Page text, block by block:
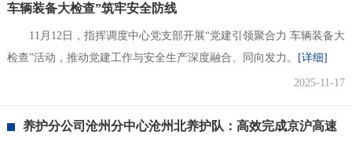
车辆装备大检查”筑牢安全防线
11月12日，指挥调度中心党支部开展“党建引领聚合力 车辆装备大
检查”活动，推动党建工作与安全生产深度融合、同向发力。
[详细]
2025-11-17
养护分公司沧州分中心沧州北养护队：高效完成京沪高速